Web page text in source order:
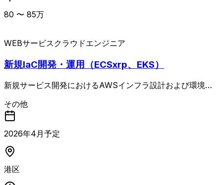
80 〜 85万
WEBサービス クラウドエンジニア
新規IaC開発・運用（ECSxrp、EKS）
新規サービス開発におけるAWSインフラ設計および環境構
件。 Terraformを用いたIaCによりECS／EKS／サーバレス
環境の設計・構築・運用を行い、GitHub Actionsを活用し
たCI/CDパイプラインの設計・構築・運用も担う。 AWS上
で設計～構築～運用まで一貫して対応し、大規模サービスの
インフラ運用にも関わるポジション。 週2～3日程度の出社
その他
2026年4月予定
港区